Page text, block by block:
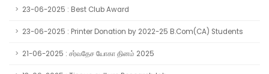
23-06-2025 : Best Club Award
23-06-2025 : Printer Donation by 2022-25 B.Com(CA) Students
21-06-2025 : சர்வதேச யோகா தினம் 2025